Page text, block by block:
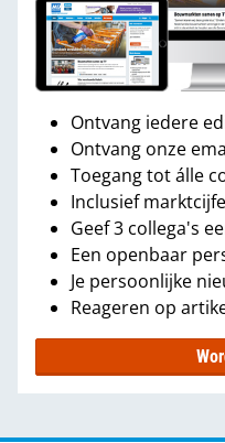
Ontvang iedere
Ontvang onze
Toegang tot álle
Inclusief
Geef 3 collega's
Een openbaar
Je persoonlijke
Reageren op